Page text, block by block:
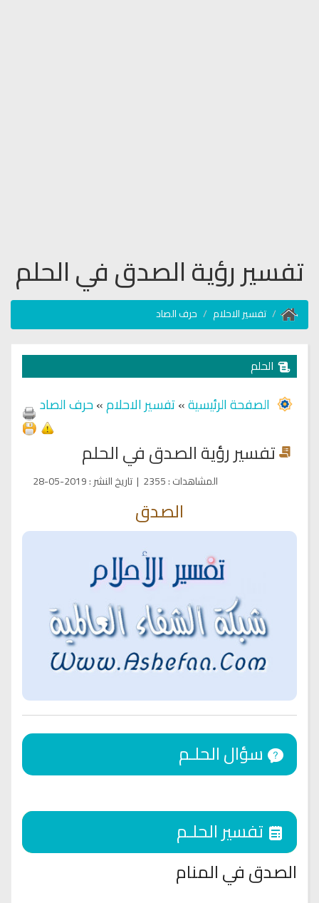
تفسير رؤية الصدق في الحلم
تفسير الاحلام حرف الصاد
الحلم
الصفحة الرئيسية»تفسير الاحلام»حرف الصاد
تفسير رؤية الصدق في الحلم
المشاهدات:
2355
| تاريخ النشر:
2019-05-28
الصدق
الصدق في المنام